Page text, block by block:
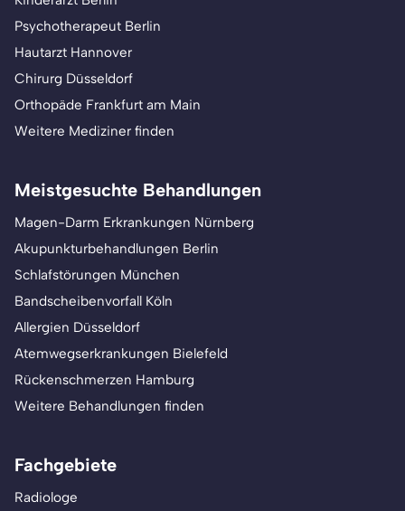
Psychotherapeut Berlin
Hautarzt Hannover
Chirurg Düsseldorf
Orthopäde Frankfurt am Main
Weitere Mediziner finden
Meistgesuchte Behandlungen
Magen-Darm Erkrankungen Nürnberg
Akupunkturbehandlungen Berlin
Schlafstörungen München
Bandscheibenvorfall Köln
Allergien Düsseldorf
Atemwegserkrankungen Bielefeld
Rückenschmerzen Hamburg
Weitere Behandlungen finden
Fachgebiete
Radiologe